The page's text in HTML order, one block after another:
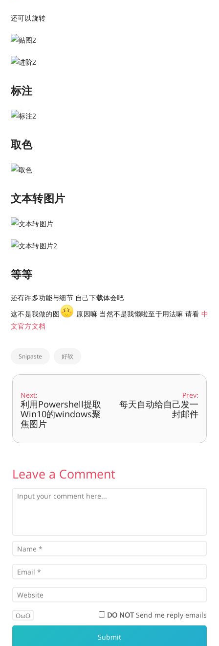
还可以旋转
标注
取色
文本转图片
等等
还有许多功能与细节 自己下载体会吧
这不是我做的图
原因嘛 当然不是我懒啦至于用法嘛 请看 中
文官方文档
Snipaste 好软
Next:
利用Powershell提取
Win10的windows聚
焦图片
Prev:
每天自动给自己发一
封邮件
Leave a Comment
OωO DO NOTSend me reply emails